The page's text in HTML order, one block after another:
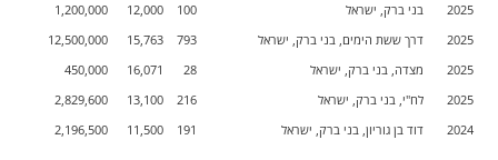
2025
בני ברק, ישראל 100
12,000
1,200,000
2025
דרך ששת הימים, בני ברק, ישראל 793
15,763
12,500,000
2025
מצדה, בני ברק, ישראל 28
16,071
450,000
2025
לח"י, בני ברק, ישראל 216
13,100
2,829,600
2024
דוד בן גוריון, בני ברק, ישראל 191
11,500
2,196,500